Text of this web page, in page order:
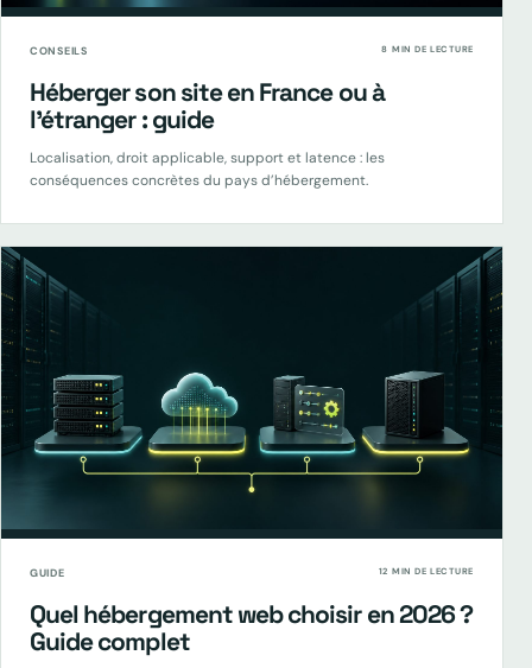
CONSEILS 8 MIN DE LECTURE
Héberger son site en France ou à
l’étranger : guide
Localisation, droit applicable, support et latence : les
conséquences concrètes du pays d’hébergement.
GUIDE 12 MIN DE LECTURE
Quel hébergement web choisir en 2026 ?
Guide complet